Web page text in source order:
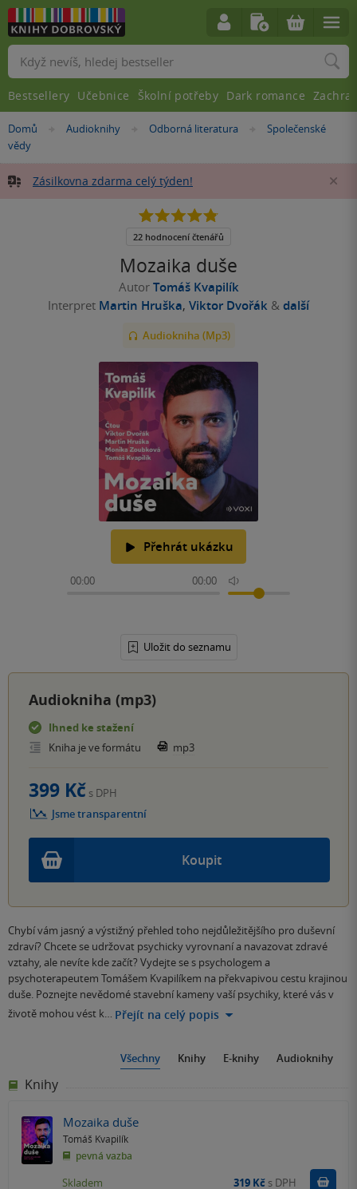
Nacházíte
se
Domů »Audioknihy »
Odborná literatura »
Společenské
vědy
Zásilkovna zdarma celý týden!
Mozaika duše
Autor Tomáš Kvapilík
Interpret Martin Hruška, Viktor Dvořák & další
Audiokniha (Mp3)
Přehrát ukázku
00:00 00:00
Uložit do seznamu
4.8
5
22 hodnocení čtenářů
Audiokniha (mp3)
Ihned ke stažení
Kniha je ve formátu
mp3
Koupit
399 Kč s DPH
Jsme transparentní
Chybí vám jasný a výstižný přehled toho nejdůležitějšího pro duševní
zdraví? Chcete se udržovat psychicky vyrovnaní a navazovat zdravé
vztahy, ale nevíte kde začít? Vydejte se s psychologem a
psychoterapeutem Tomášem Kvapilíkem na překvapivou cestu krajinou
duše. Poznejte nevědomé stavební kameny vaší psychiky, které vás v
životě mohou vést k… Přejít na celý popis
Všechny Knihy E-knihy Audioknihy
Knihy
Mozaika duše
Tomáš Kvapilík
pevná vazba
Skladem 319 Kč s DPH
Vyhledávání
Bestsellery Učebnice Školní potřeby Dark romance